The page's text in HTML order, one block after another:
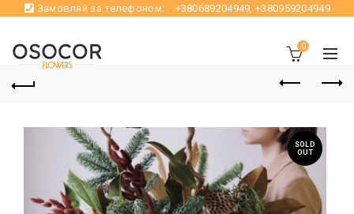
Замовляй за телефоном: +380689204949,+380959204949
0
SOLD
OUT